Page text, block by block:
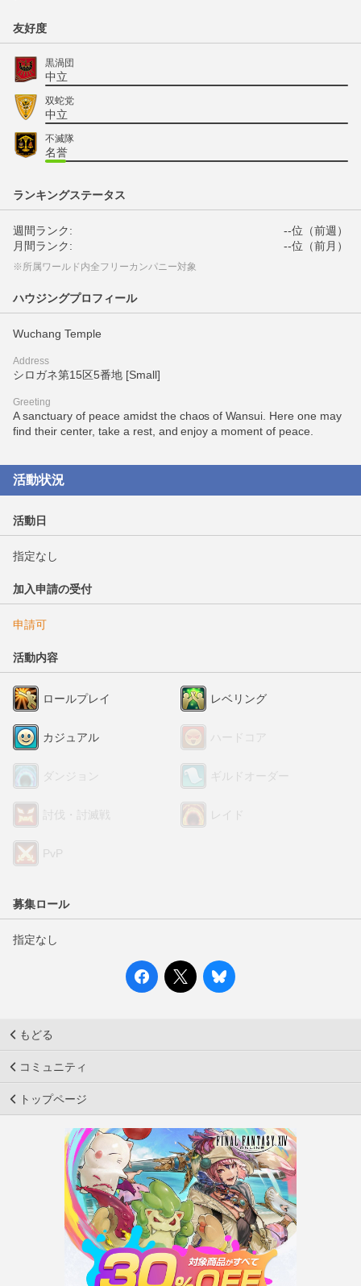
友好度
黒渦団
中立
双蛇党
中立
不滅隊
名誉
ランキングステータス
週間ランク:
--位（前週）
月間ランク:
--位（前月）
※所属ワールド内全フリーカンパニー対象
ハウジングプロフィール
Wuchang Temple
Address
シロガネ第15区5番地 [Small]
Greeting
A sanctuary of peace amidst the chaos of Wansui. Here one may
find their center, take a rest, and enjoy a moment of peace.
活動状況
活動日
指定なし
加入申請の受付
申請可
活動内容
ロールプレイ レベリング
カジュアル ハードコア
ダンジョン ギルドオーダー
討伐・討滅戦 レイド
PvP
募集ロール
指定なし
もどる
コミュニティ
トップページ